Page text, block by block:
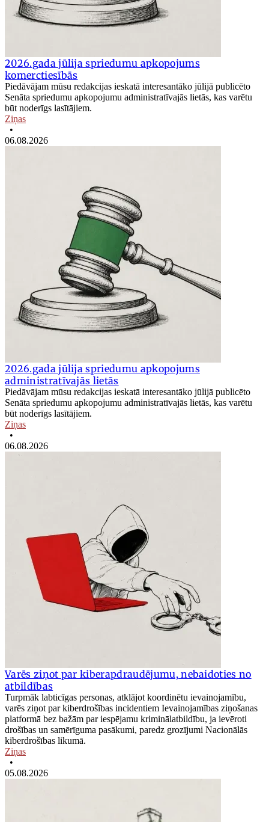
2026.gada jūlija spriedumu apkopojums
komerctiesībās
Piedāvājam mūsu redakcijas ieskatā interesantāko jūlijā publicēto
Senāta spriedumu apkopojumu administratīvajās lietās, kas varētu
būt noderīgs lasītājiem.
Ziņas
•
06.08.2026
2026.gada jūlija spriedumu apkopojums
administratīvajās lietās
Piedāvājam mūsu redakcijas ieskatā interesantāko jūlijā publicēto
Senāta spriedumu apkopojumu administratīvajās lietās, kas varētu
būt noderīgs lasītājiem.
Ziņas
•
06.08.2026
Varēs ziņot par kiberapdraudējumu, nebaidoties no
atbildības
Turpmāk labticīgas personas, atklājot koordinētu ievainojamību,
varēs ziņot par kiberdrošības incidentiem Ievainojamības ziņošanas
platformā bez bažām par iespējamu kriminālatbildību, ja ievēroti
drošības un samērīguma pasākumi, paredz grozījumi Nacionālās
kiberdrošības likumā.
Ziņas
•
05.08.2026